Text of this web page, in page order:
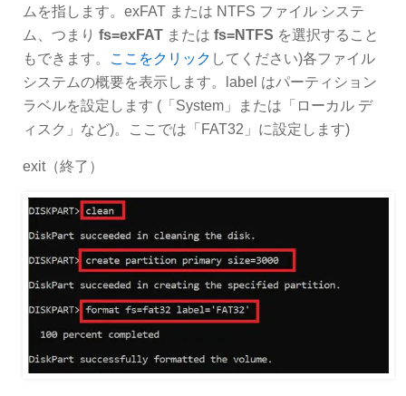
ムを指します。exFAT または NTFS ファイル システ
ム、つまり fs=exFAT または fs=NTFS を選択すること
もできます。
ここをクリック してください)各ファイル
システムの概要を表示します。label はパーティション
ラベルを設定します (「System」または「ローカル デ
ィスク」など)。ここでは「FAT32」に設定します)
exit（終了）